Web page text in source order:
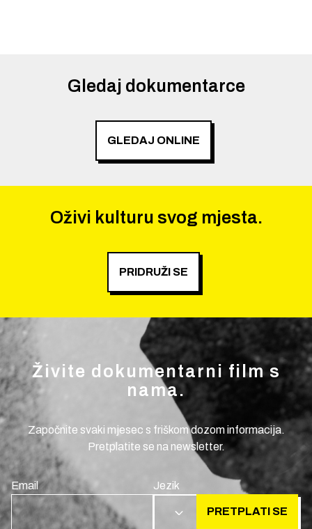
Gledaj dokumentarce
GLEDAJ ONLINE
Oživi kulturu svog mjesta.
PRIDRUŽI SE
Živite dokumentarni film s
nama.
Započnite svaki mjesec s friškom dozom informacija.
Pretplatite se na newsletter.
Email Jezik
HR PRETPLATI SE